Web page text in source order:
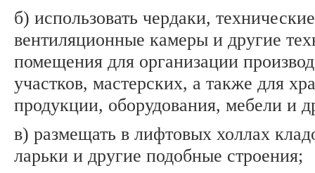
б) использовать чердаки,
вентиляционные камеры и другие
помещения для организации
участков, мастерских, а также для
продукции, оборудования, мебели и
в) размещать в лифтовых холлах
ларьки и другие подобные строения;